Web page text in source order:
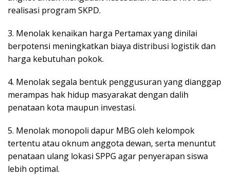
realisasi program SKPD.
3. Menolak kenaikan harga Pertamax yang dinilai
berpotensi meningkatkan biaya distribusi logistik dan
harga kebutuhan pokok.
4. Menolak segala bentuk penggusuran yang dianggap
merampas hak hidup masyarakat dengan dalih
penataan kota maupun investasi.
5. Menolak monopoli dapur MBG oleh kelompok
tertentu atau oknum anggota dewan, serta menuntut
penataan ulang lokasi SPPG agar penyerapan siswa
lebih optimal.